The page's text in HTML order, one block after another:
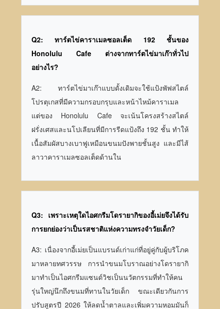
Q2: ทาร์ตไข่คาราเมลซอลเต็ด 192 ชั้นของ
Honolulu Cafe ต่างจากทาร์ตไข่มาเก๊าทั่วไป
อย่างไร?
A2: ทาร์ตไข่มาเก๊าแบบดั้งเดิมจะใช้แป้งพัฟสไตล์
โปรตุเกสที่มีความกรอบกรุบและหน้าไหม้คาราเมล
แต่ของ Honolulu Cafe จะเน้นโครงสร้างสไตล์
ฝรั่งเศสและนโปเลียนที่มีการรีดแป้งถึง 192 ชั้น ทำให้
เนื้อสัมผัสบางเบาฟูเหมือนขนมปังพายชั้นสูง และมีไส้
ลาวาคาราเมลซอลเต็ดด้านใน
Q3: เพราะเหตุใดไอศกรีมโดรายากิของอี้เม่ยจึงได้รับ
การยกย่องว่าเป็นรสชาติแห่งความทรงจำวัยเด็ก?
A3: เนื่องจากอี้เม่ยเป็นแบรนด์เก่าแก่ที่อยู่คู่กับผู้บริโภค
มาหลายทศวรรษ การนำขนมโบราณอย่างโดรายากิ
มาทำเป็นไอศกรีมแซนด์วิชเป็นนวัตกรรมที่ทำให้คน
รุ่นใหญ่นึกถึงขนมที่ทานในวัยเด็ก ขณะเดียวกันการ
ปรับสูตรปี 2026 ให้ลดน้ำตาลและเพิ่มความหอมมันก็